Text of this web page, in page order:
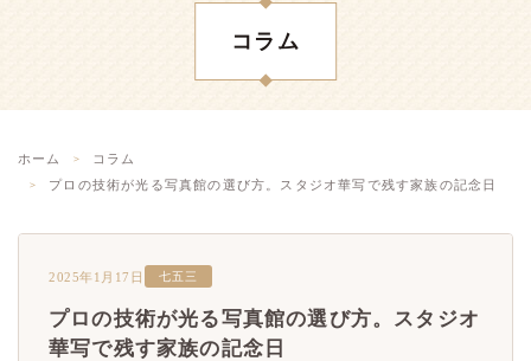
コラム
ホーム
コラム
プロの技術が光る写真館の選び方。スタジオ華写で残す家族の記念日
2025年1月17日 七五三
プロの技術が光る写真館の選び方。スタジオ
華写で残す家族の記念日